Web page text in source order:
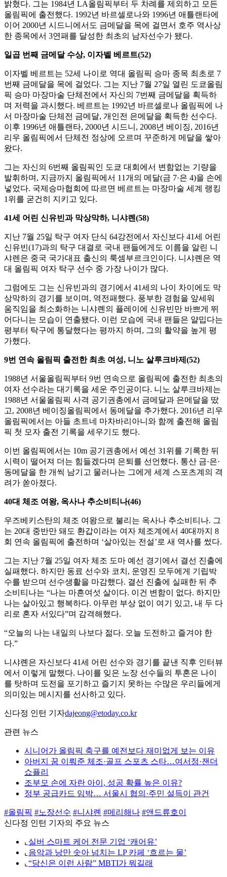
밝혔다. 그는 1984년 LA올림픽부터 두 차례를 제외하고 모든
올림픽에 출전했다. 1992년 바르셀로나와 1996년 애틀랜타에
이어 2000년 시드니에서도 금메달을 목에 걸면서 호주 역사상
한 종목에서 3연패를 달성한 최초의 남자선수가 됐다.
일곱 번째 금메달 수상, 이자벨 베르트(52)
이자벨 베르트는 52세 나이로 역대 올림픽 승마 종목 최초로 7
번째 금메달을 목에 걸었다. 그는 지난 7월 27일 열린 도쿄올림
픽 승마 마장마술 단체전에서 자신의 7번째 금메달을 획득하
며 저력을 과시했다. 베르트는 1992년 바르셀로나 올림픽에 나
서 마장마술 단체전 금메달, 개인전 은메달을 획득한 선수다.
이후 1996년 애틀랜타, 2000년 시드니, 2008년 베이징, 2016년
리우 올림픽에서 단체전 정상에 오르며 꾸준하게 메달을 쌓아
왔다.
그는 자신의 6번째 올림픽인 도쿄 대회에서 변함없는 기량을
발휘하며, 지금까지 올림픽에서 11개의 메달(금 7·은 4)을 손에
넣었다. 국제승마협회에 따르면 베르트는 마장마술 세계 랭킹
1위를 굳건히 지키고 있다.
41세 어린 신유빈과 막상막하, 니샤롄(58)
지난 7월 25일 탁구 여자 단식 64강전에서 자신보다 41세 어린
신유빈(17)과의 탁구 대결로 국내 팬들에게도 이름을 알린 니
샤렌은 중국 국가대표 출신의 룩셈부르크인이다. 니샤롄은 역
대 올림픽 여자 탁구 선수 중 가장 나이가 많다.
그럼에도 그는 신유빈과의 경기에서 41세의 나이 차이에도 막
상막하의 경기를 보이며, 역전패했다. 풍부한 경험을 앞세워
움직임을 최소화하는 니샤롄의 플레이에 신유빈만 바쁘게 뛰
어다니는 모습이 연출됐다. 이런 모습에 국내 팬들은 얄밉다는
평부터 탁구에 통달했다는 평까지 하며, 그의 활약을 높게 평
가했다.
9번 연속 올림픽 출전한 최초 여성, 니노 살루크바제(52)
1988년 서울올림픽부터 9번 연속으로 올림픽에 출전한 최초의
여자 선수라는 대기록을 세운 주인공이다. 니노 살루크바제는
1988년 서울올림픽 사격 공기권총에서 금메달과 은메달을 땄
고, 2008년 베이징올림픽에서 동메달을 추가했다. 2016년 리우
올림픽에서는 아들 초트네 마차바리아니와 함께 출전해 올림
픽 첫 모자 출전 기록을 세우기도 했다.
이번 올림픽에서는 10m 공기권총에서 예선 31위를 기록한 뒤
시력이 떨어져 더는 힘들겠다며 은퇴를 선언했다. 통산 금·은·
동메달을 한 개씩 남기고 물러나는 그에게 세계 스포츠계의 격
려가 쏟아졌다.
40대 체조 여왕, 옥사나 추소비티나(46)
우즈베키스탄의 체조 여왕으로 불리는 옥사나 추소비티나. 그
는 20대 중반만 돼도 환갑이라는 여자 체조계에서 40대까지 8
회 연속 올림픽에 출전하며 ‘살아있는 전설’로 새 역사를 썼다.
그는 지난 7월 25일 여자 체조 도마 예선 경기에서 결선 진출에
실패했다. 하지만 동료 선수와 코치, 운영진 모두에게 기립박
수를 받으며 선수생활을 마감했다. 결선 진출에 실패한 뒤 추
소비티나는 “나는 마흔여섯 살이다. 이건 변함이 없다. 하지만
나는 살아있고 행복하다. 아무런 부상 없이 여기 있고, 내 두 다
리로 혼자 서있다”며 감격해했다.
“오늘의 나는 내일의 나보다 젊다. 오늘 도전하고 즐겨야 한
다.”
니샤롄은 자신보다 41세 어린 선수와 경기를 끝낸 직후 인터뷰
에서 이렇게 말했다. 나이를 잊은 노장 선수들의 투혼은 나이
를 탓하며 도전을 포기하고 즐기지 못하는 수많은 우리들에게
의미있는 메시지를 선사하고 있다.
신다정 인턴 기자dajeong@etoday.co.kr
관련 뉴스
시니어가 올림픽 축구를 예전보다 재미없게 보는 이유
아버지 꿈 이뤄준 체조·골프 스포츠 스타…여서정·잰더
쇼플리
조부모 손에 자란 아이, 성공 확률 높은 이유?
정부 공급카드 임박… 서울시 협의·주민 설득이 관건
#올림픽 #노장선수 #니샤롄 #메리해나 #앤드류호이
신다정 인턴 기자의 주요 뉴스
⌞ 실버 스마트 케어 전문 기업 ‘캐어유’
⌞ 음악과 낭만 솟아 넘치는 LP 카페 ‘흐르는 물’
⌞ “당신은 이런 사람” MBTI가 뭐길래